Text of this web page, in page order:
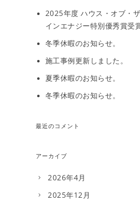
2025年度 ハウス・オブ・
インエナジー特別優秀賞受
冬季休暇のお知らせ。
施工事例更新しました。
夏季休暇のお知らせ。
冬季休暇のお知らせ。
最近のコメント
アーカイブ
2026年4月
2025年12月